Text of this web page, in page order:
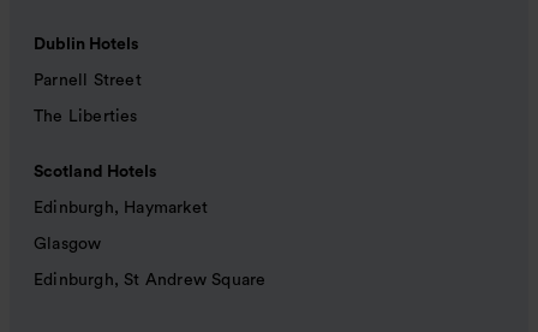
Dublin Hotels
Parnell Street
The Liberties
Scotland Hotels
Edinburgh, Haymarket
Glasgow
Edinburgh, St Andrew Square